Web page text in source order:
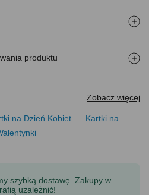
produktu
Zobacz więcej
na Dzień Kobiet
Kartki na
szybką dostawę. Zakupy w
uzależnić!